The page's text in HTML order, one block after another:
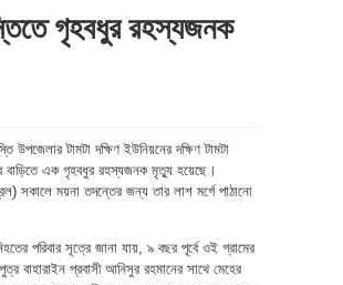
গৃহবধুর রহস্যজনক
উপজেলার টামটা দক্ষিণ ইউনিয়নের দক্ষিণ টামটা
বাড়িতে এক গৃহবধুর রহস্যজনক মৃত্যু হয়েছে।
সকালে ময়না তদন্তের জন্য তার লাশ মর্গে পাঠানো
পরিবার সূত্রে জানা যায়, ৯ বছর পূর্বে ওই গ্রামের
বাহারাইন প্রবাসী আনিসুর রহমানের সাথে মেহের